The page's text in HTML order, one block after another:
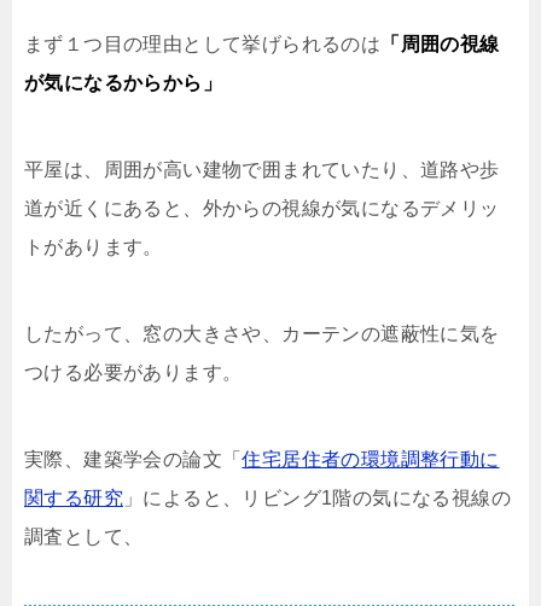
まず１つ目の理由として挙げられるのは 「周囲の視線
が気になるからから」
平屋は、周囲が高い建物で囲まれていたり、道路や歩
道が近くにあると、外からの視線が気になるデメリッ
トがあります。
したがって、窓の大きさや、カーテンの遮蔽性に気を
つける必要があります。
実際、建築学会の論文「住宅居住者の環境調整行動に
関する研究 」によると、リビング1階の気になる視線の
調査として、